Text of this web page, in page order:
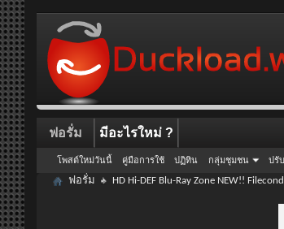
ฟอรั่ม
โพสต์ใหม่วันนี้ คู่มือการใช้ ปฏิทิน กลุ่มชุมชน ปรั
มีอะไรใหม่ ?
ฟอรั่ม HD Hi-DEF Blu-Ray Zone NEW!!